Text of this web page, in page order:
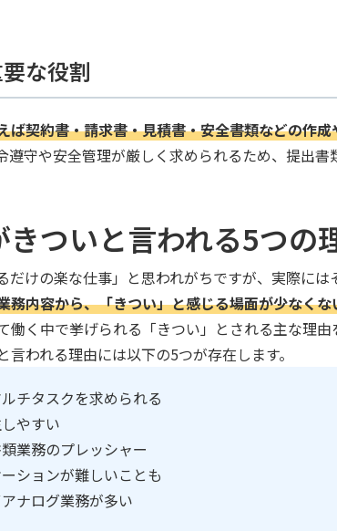
な役割
ば契約書・請求書・見積書・安全書類などの作
遵守や安全管理が厳しく求められるため、提出
ついと言われる5つの
けの楽な仕事」と思われがちですが、実際には
務内容から、「きつい」と感じる場面が少なくな
働く中で挙げられる「きつい」とされる主な理由
われる理由には以下の5つが存在します。
チタスクを求められる
やすい
業務のプレッシャー
ションが難しいことも
ナログ業務が多い